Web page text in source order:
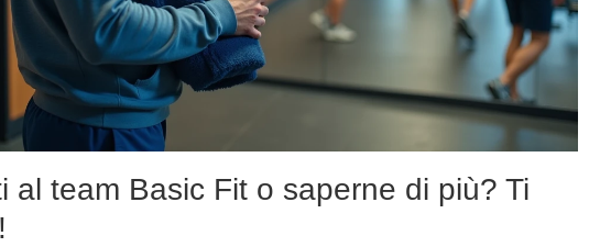
al team Basic Fit o saperne di più? Ti